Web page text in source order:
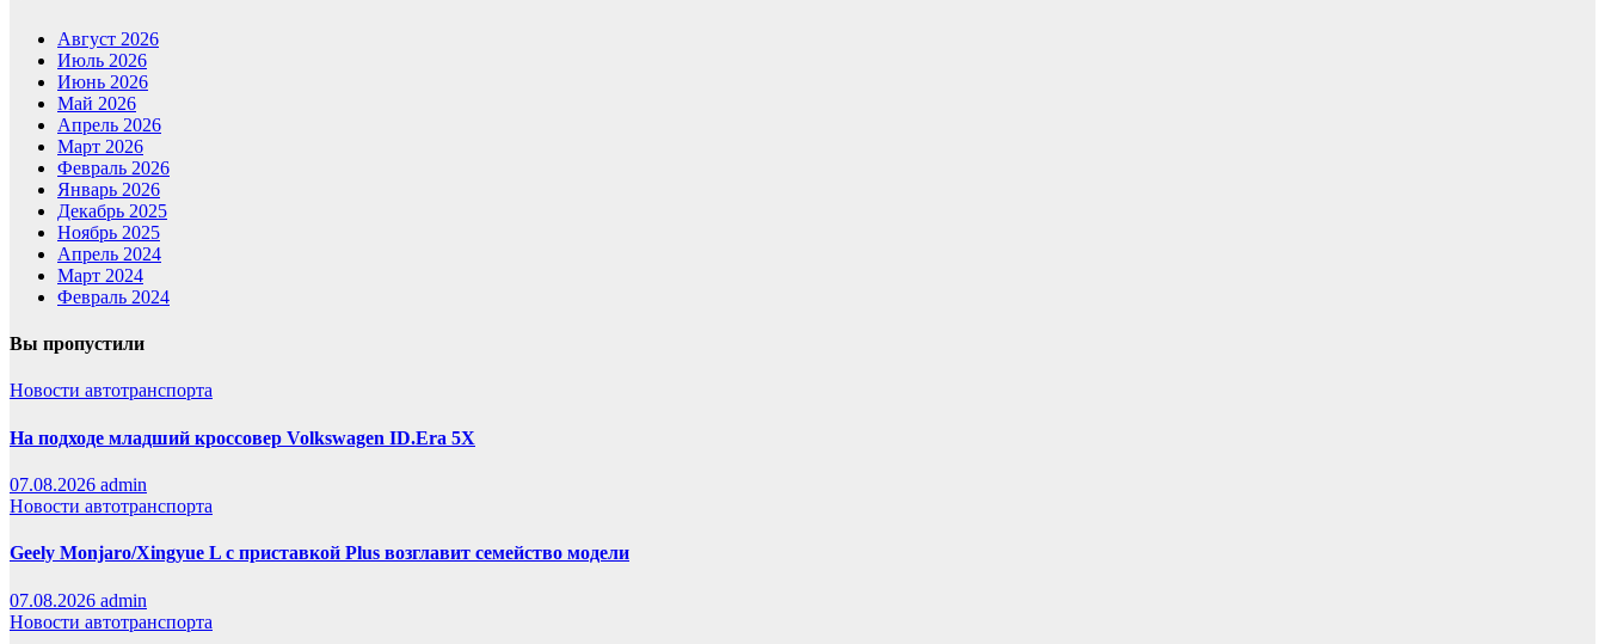
Август 2026
Июль 2026
Июнь 2026
Май 2026
Апрель 2026
Март 2026
Февраль 2026
Январь 2026
Декабрь 2025
Ноябрь 2025
Апрель 2024
Март 2024
Февраль 2024
Вы пропустили
Новости автотранспорта
На подходе младший кроссовер Volkswagen ID.Era 5X
07.08.2026 admin
Новости автотранспорта
Geely Monjaro/Xingyue L с приставкой Plus возглавит семейство модели
07.08.2026 admin
Новости автотранспорта